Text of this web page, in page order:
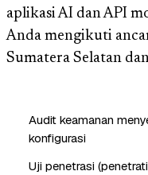
aplikasi AI dan API
Anda mengikuti
Sumatera Selatan
Audit keamanan
konfigurasi
Uji penetrasi